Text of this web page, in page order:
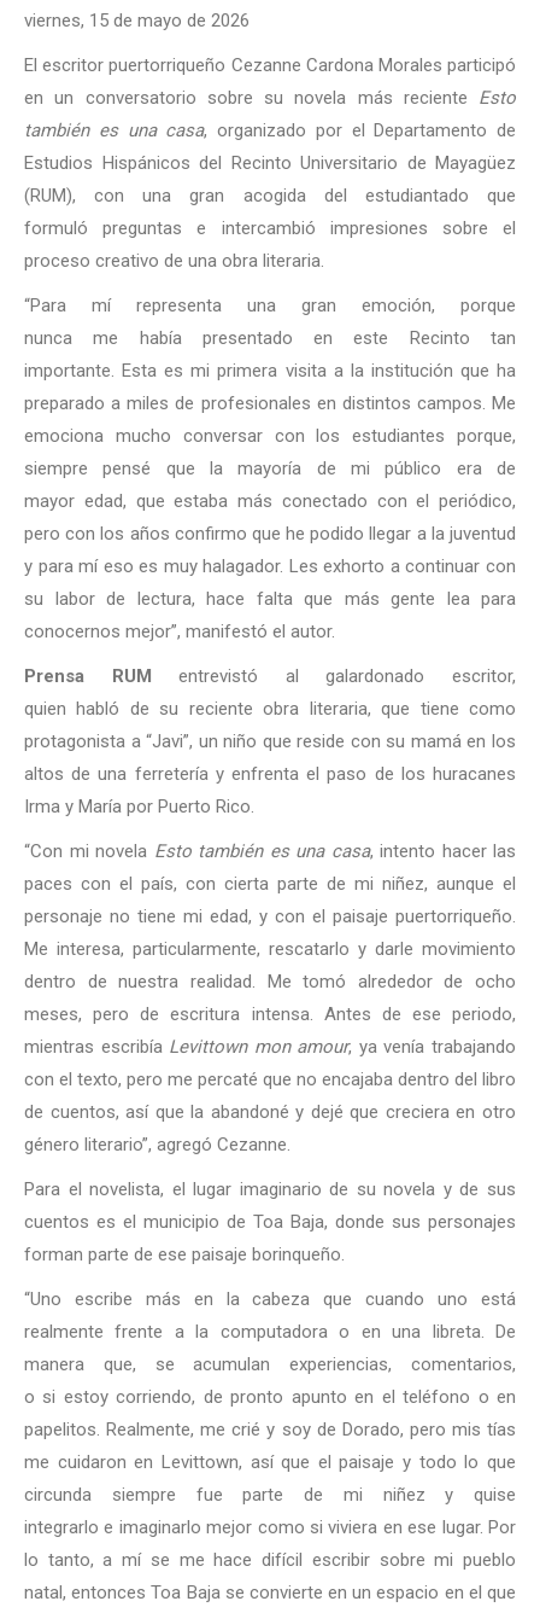
viernes, 15 de mayo de 2026
El escritor puertorriqueño Cezanne Cardona Morales participó
en un conversatorio sobre su novela más reciente Esto
también es una casa, organizado por el Departamento de
Estudios Hispánicos del Recinto Universitario de Mayagüez
(RUM), con una gran acogida del estudiantado que
formuló preguntas e intercambió impresiones sobre el
proceso creativo de una obra literaria.
“Para mí representa una gran emoción, porque
nunca me había presentado en este Recinto tan
importante. Esta es mi primera visita a la institución que ha
preparado a miles de profesionales en distintos campos. Me
emociona mucho conversar con los estudiantes porque,
siempre pensé que la mayoría de mi público era de
mayor edad, que estaba más conectado con el periódico,
pero con los años confirmo que he podido llegar a la juventud
y para mí eso es muy halagador. Les exhorto a continuar con
su labor de lectura, hace falta que más gente lea para
conocernos mejor”, manifestó el autor.
Prensa RUMentrevistó al galardonado escritor,
quien habló de su reciente obra literaria, que tiene como
protagonista a “Javi”, un niño que reside con su mamá en los
altos de una ferretería y enfrenta el paso de los huracanes
Irma y María por Puerto Rico.
“Con mi novela Esto también es una casa, intento hacer las
paces con el país, con cierta parte de mi niñez, aunque el
personaje no tiene mi edad, y con el paisaje puertorriqueño.
Me interesa, particularmente, rescatarlo y darle movimiento
dentro de nuestra realidad. Me tomó alrededor de ocho
meses, pero de escritura intensa. Antes de ese periodo,
mientras escribía Levittown mon amour, ya venía trabajando
con el texto, pero me percaté que no encajaba dentro del libro
de cuentos, así que la abandoné y dejé que creciera en otro
género literario”, agregó Cezanne.
Para el novelista, el lugar imaginario de su novela y de sus
cuentos es el municipio de Toa Baja, donde sus personajes
forman parte de ese paisaje borinqueño.
“Uno escribe más en la cabeza que cuando uno está
realmente frente a la computadora o en una libreta. De
manera que, se acumulan experiencias, comentarios,
o si estoy corriendo, de pronto apunto en el teléfono o en
papelitos. Realmente, me crié y soy de Dorado, pero mis tías
me cuidaron en Levittown, así que el paisaje y todo lo que
circunda siempre fue parte de mi niñez y quise
integrarlo e imaginarlo mejor como si viviera en ese lugar. Por
lo tanto, a mí se me hace difícil escribir sobre mi pueblo
natal, entonces Toa Baja se convierte en un espacio en el que